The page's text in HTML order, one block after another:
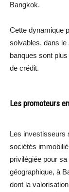
Bangkok.
Cette dynamique
solvables, dans
banques sont
de crédit.
Les promoteurs
Les investisseurs
sociétés
privilégiée pour
géographique, à
dont la